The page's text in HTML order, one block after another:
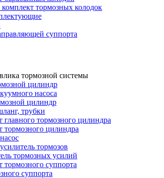
тормозных колодок
суппорта
тормозной системы
цилиндр
насоса
цилиндр
трубки
главного тормозного цилиндра
тормозного цилиндра
тормозов
тормозных усилий
тормозного суппорта
суппорта